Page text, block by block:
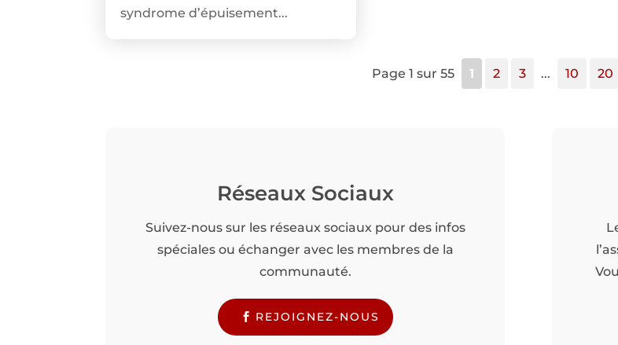
syndrome d’épuisement...
Page 1 sur 55 1 2 3 ... 10 20
Réseaux Sociaux
Suivez-nous sur les réseaux sociaux pour des infos
spéciales ou échanger avec les membres de la
communauté.
REJOIGNEZ-NOUS